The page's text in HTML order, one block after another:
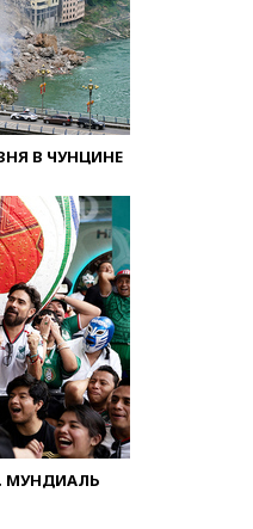
В ЧУНЦИНЕ
МУНДИАЛЬ